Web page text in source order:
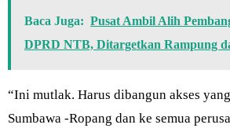
Baca Juga: Pusat Ambil Alih
DPRD NTB, Ditargetkan Rampung
“Ini mutlak. Harus dibangun akses
Sumbawa -Ropang dan ke semua